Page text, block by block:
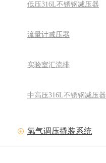
低压316L不锈钢减压器
流量计减压器
实验室汇流排
中高压316L不锈钢减压器
氢气调压撬装系统
限公司